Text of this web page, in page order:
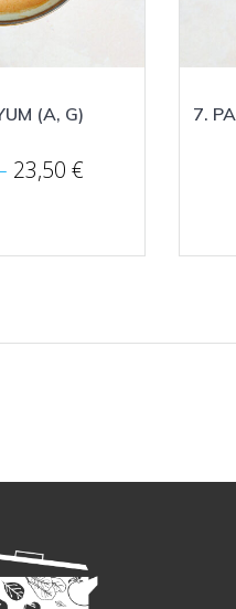
(A, G)
23,50 €Price
through
7.